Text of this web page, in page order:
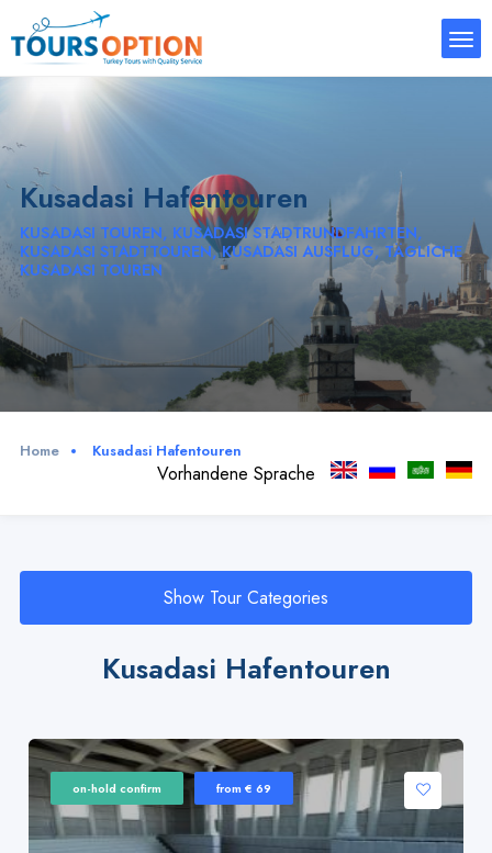
Kusadasi Hafentouren
KUSADASI TOUREN, KUSADASI STADTRUNDFAHRTEN,
KUSADASI STADTTOUREN, KUSADASI AUSFLUG, TÄGLICHE
KUSADASI TOUREN
Home Kusadasi Hafentouren
Vorhandene Sprache
Show Tour Categories
Kusadasi Hafentouren
on-hold confirm from € 69